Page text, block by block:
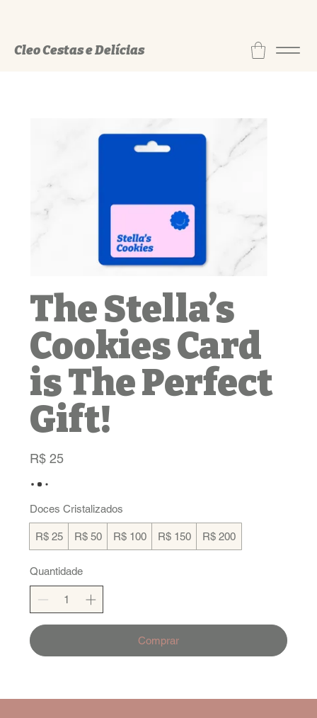
Cleo Cestas e Delícias
The Stella’s
Cookies Card
is The Perfect
Gift!
R$ 25
Doces Cristalizados
R$ 25 R$ 50 R$ 100 R$ 150 R$ 200
Quantidade
Comprar